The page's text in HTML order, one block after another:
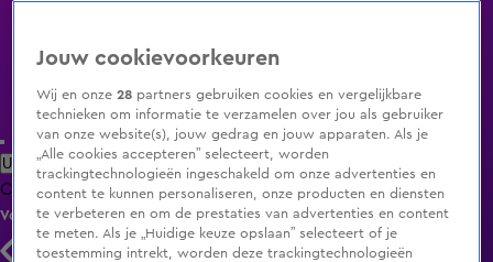
Uitzending Gemist Populaire programma's Zenders Genres
ClipsFilmsRadioSmart TV inlogShop
Volg KIJK
Jouw cookievoorkeuren
Wij en onze28 partners gebruiken cookies en vergelijkbare
technieken om informatie te verzamelen over jou als gebruiker
van onze website(s), jouw gedrag en jouw apparaten. Als je
„Alle cookies accepteren” selecteert, worden
trackingtechnologieën ingeschakeld om onze advertenties en
content te kunnen personaliseren, onze producten en diensten
te verbeteren en om de prestaties van advertenties en content
te meten. Als je „Huidige keuze opslaan” selecteert of je
toestemming intrekt, worden deze trackingtechnologieën